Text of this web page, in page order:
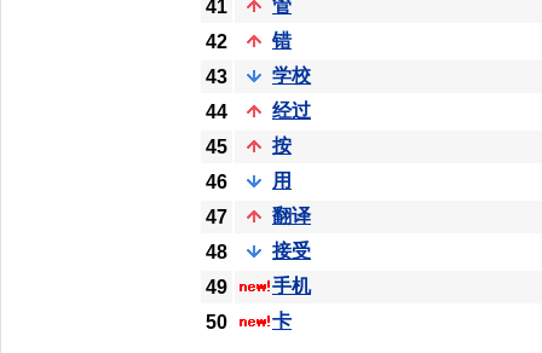
41
管
42
错
43
学校
44
经过
45
按
46
用
47
翻译
48
接受
49
手机
50
卡